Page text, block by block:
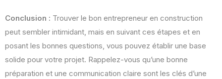
Conclusion : Trouver le bon entrepreneur en construction
peut sembler intimidant, mais en suivant ces étapes et en
posant les bonnes questions, vous pouvez établir une base
solide pour votre projet. Rappelez-vous qu’une bonne
préparation et une communication claire sont les clés d’une